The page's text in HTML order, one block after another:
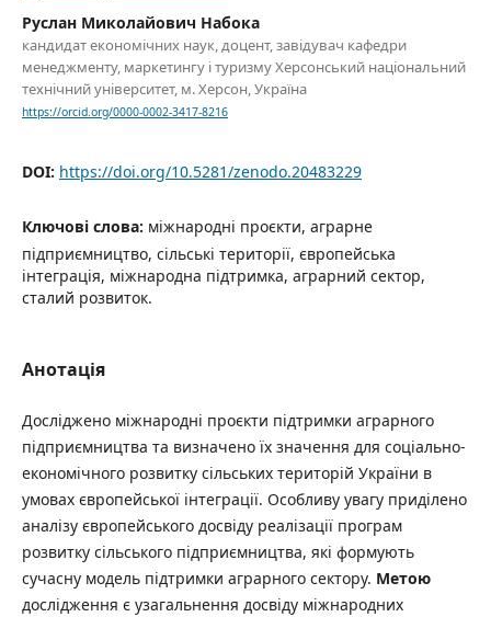
Руслан Миколайович Набока
кандидат економічних наук, доцент, завідувач кафедри
менеджменту, маркетингу і туризму Херсонський національний
технічний університет, м. Херсон, Україна
https://orcid.org/0000-0002-3417-8216
DOI: https://doi.org/10.5281/zenodo.20483229
Ключові слова: міжнародні проєкти, аграрне
підприємництво, сільські території, європейська
інтеграція, міжнародна підтримка, аграрний сектор,
сталий розвиток.
Анотація
Досліджено міжнародні проєкти підтримки аграрного
підприємництва та визначено їх значення для соціально-
економічного розвитку сільських територій України в
умовах європейської інтеграції. Особливу увагу приділено
аналізу європейського досвіду реалізації програм
розвитку сільського підприємництва, які формують
сучасну модель підтримки аграрного сектору. Метою
дослідження є узагальнення досвіду міжнародних